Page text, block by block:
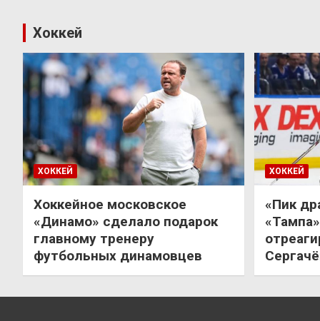
Хоккей
ХОККЕЙ
Хоккейное московское
«Динамо» сделало подарок
главному тренеру
футбольных динамовцев
ХОККЕЙ
«Пик